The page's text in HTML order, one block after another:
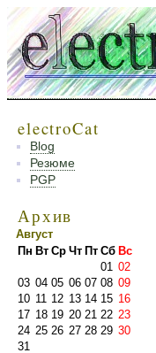
electroCat
Blog
Резюме
PGP
Архив
Август
Пн Вт Ср Чт Пт Сб Вс
01 02
03 04 05 06 07 08 09
10 11 12 13 14 15 16
17 18 19 20 21 22 23
24 25 26 27 28 29 30
31